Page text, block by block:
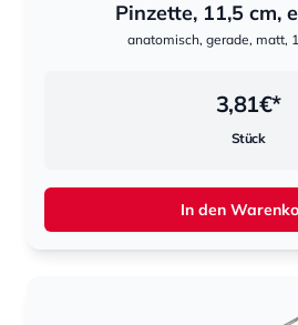
Pinzette, 11,5 cm,
anatomisch, gerade, matt,
3,81€*
Stück
In den